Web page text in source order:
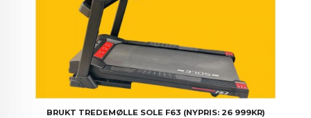
BRUKT TREDEMØLLE SOLE F63 (NYPRIS: 26 999KR)